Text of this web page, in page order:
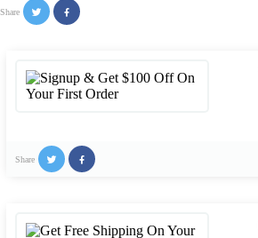
Share
Share